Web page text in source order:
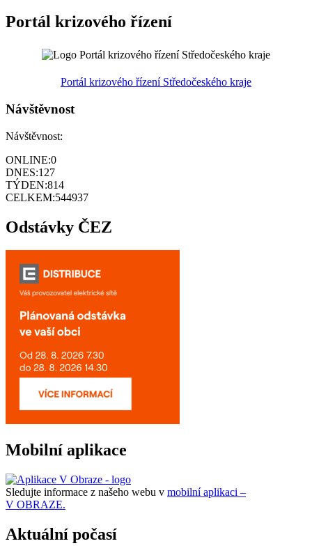
Portál krizového řízení
Portál krizového řízení Středočeského kraje
Návštěvnost
Návštěvnost:
ONLINE:0
DNES:127
TÝDEN:814
CELKEM:544937
Odstávky ČEZ
Mobilní aplikace
Sledujte informace z našeho webu v mobilní aplikaci –
V OBRAZE.
Aktuální počasí